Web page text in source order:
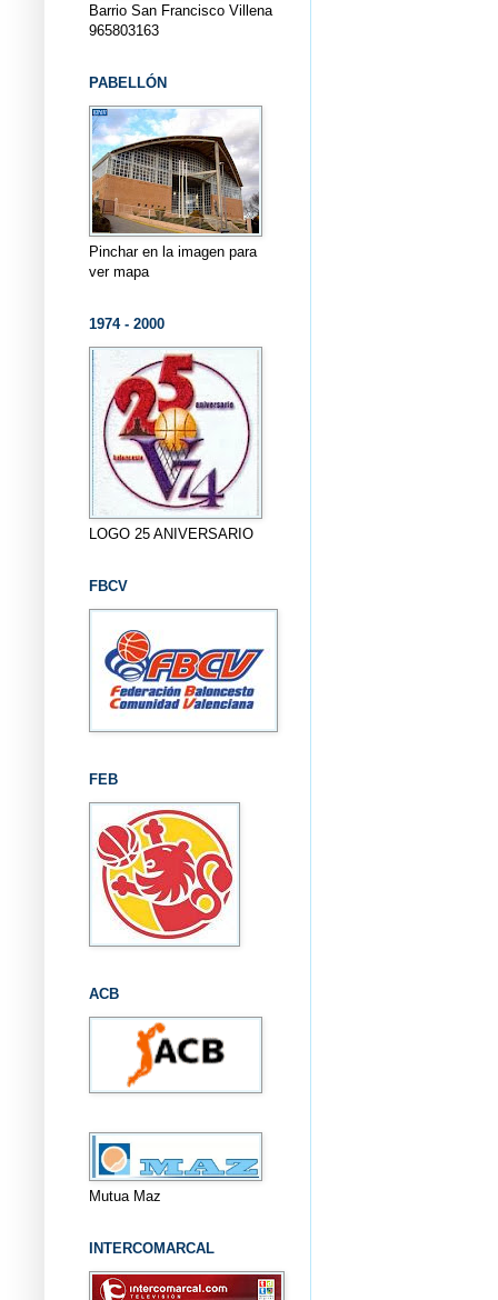
Barrio San Francisco Villena
965803163
PABELLÓN
Pinchar en la imagen para
ver mapa
1974 - 2000
LOGO 25 ANIVERSARIO
FBCV
FEB
ACB
Mutua Maz
INTERCOMARCAL